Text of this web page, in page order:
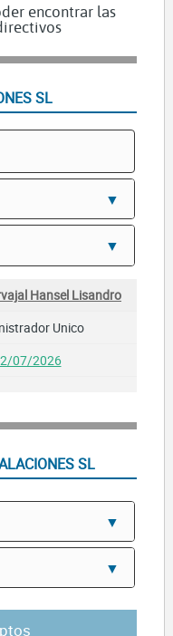
encontrar las
SL
Hansel Lisandro
Unico
07/2026
SL